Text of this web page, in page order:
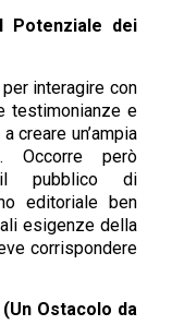
Potenziale dei
interagire con
testimonianze e
creare un’ampia
Occorre però
il pubblico di
editoriale ben
esigenze della
corrispondere
Ostacolo da